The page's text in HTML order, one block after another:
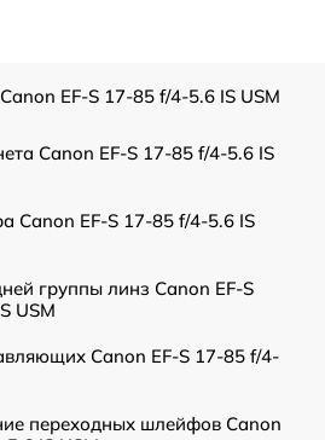
EF-S 17-85 f/4-5.6 IS USM
Canon EF-S 17-85 f/4-5.6 IS
Canon EF-S 17-85 f/4-5.6 IS
группы линз Canon EF-S
USM
Canon EF-S 17-85 f/4-
переходных шлейфов Canon